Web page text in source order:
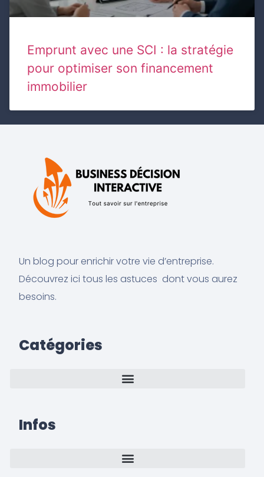
Emprunt avec une SCI : la stratégie
pour optimiser son financement
immobilier
Un blog pour enrichir votre vie d’entreprise.
Découvrez ici tous les astuces dont vous aurez
besoins.
Catégories
Infos